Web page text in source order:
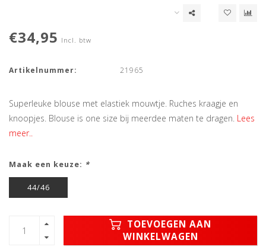
€34,95 Incl. btw
Artikelnummer: 21965
Superleuke blouse met elastiek mouwtje. Ruches kraagje en
knoopjes. Blouse is one size bij meerdee maten te dragen. Lees
meer..
Maak een keuze: *
44/46
TOEVOEGEN AAN
WINKELWAGEN